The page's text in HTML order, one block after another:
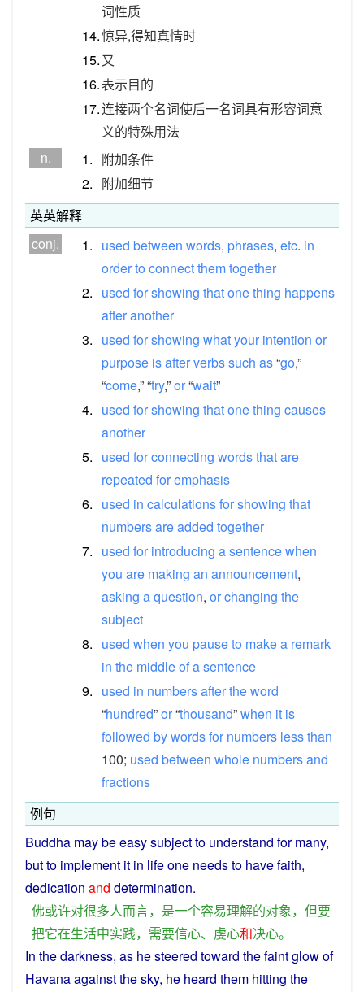
词性质
14.惊异,得知真情时
15.又
16.表示目的
17.连接两个名词使后一名词具有形容词意
义的特殊用法
n.
1. 附加条件
2. 附加细节
英英解释
conj.
1. used between words, phrases, etc. in
orderto connectthemtogether
2. used forshowing thatonething happens
afteranother
3. used forshowing whatyour intention or
purpose isafterverbssuch as“go,”
“come,” “try,”or“wait”
4. used forshowing thatonething causes
another
5. used forconnecting wordsthatare
repeated foremphasis
6. used in calculationsforshowing that
numbersareadded together
7. used for introducing asentencewhen
you are making an announcement,
asking aquestion, orchanging the
subject
8. used when you pauseto makea remark
in the middleofasentence
9. used in numbersaftertheword
“hundred”or“thousand”when it is
followed bywordsfor numbers lessthan
100; used between whole numbersand
fractions
例句
Buddha maybeeasysubjectto understand for many,
butto implement it in lifeone needsto havefaith,
dedication and determination.
佛或许对很多人而言， 是一个容易理解的对象， 但要
把它在生活中实践， 需要信心、 虔心和决心。
In thedarkness, as hesteered toward thefaintglowof
Havana against thesky, he heard them hitting the